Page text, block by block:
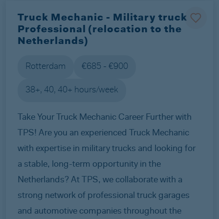
Truck Mechanic - Military truck
Professional (relocation to the
Netherlands)
Rotterdam €685 - €900
38+, 40, 40+ hours/week
Take Your Truck Mechanic Career Further with
TPS! Are you an experienced Truck Mechanic
with expertise in military trucks and looking for
a stable, long-term opportunity in the
Netherlands? At TPS, we collaborate with a
strong network of professional truck garages
and automotive companies throughout the